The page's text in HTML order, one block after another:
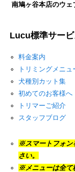
南鳩ヶ谷本店のウェ
Lucu標準サー
料金案内
トリミングメニュ
犬種別カット集
初めてのお客様へ
トリマーご紹介
スタッフブログ
※スマートフォン
さい。
※メニューは全て